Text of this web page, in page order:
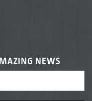
NEWS